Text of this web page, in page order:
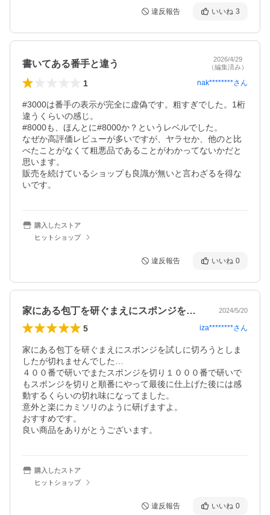
違反報告 いいね 3
書いてある番手と違う
2026/4/29
（編集済み）
1 nak********さん
#3000は番手の表示が完全に虚偽です。粗すぎでした。1桁
違うくらいの感じ。
#8000も、ほんとに#8000か？というレベルでした。
なぜか高評価レビューが多いですが、ヤラセか、他のと比
べたことがなくて粗悪品であることがわかってないかだと
思います。
販売を続けているショップも良識が無いと言わざるを得な
いです。
購入したストア
ヒットショップ
違反報告 いいね 0
家にある包丁を研ぐまえにスポンジを試し… 2024/5/20
5 iza********さん
家にある包丁を研ぐまえにスポンジを試しに切ろうとしま
したが切れませんでした…
４００番で研いでまたスポンジを切り１０００番で研いで
もスポンジを切りと順番にやって最後に仕上げた後には感
動するくらいの切れ味になってました。
意外と楽にカミソリのように研げますよ。
おすすめです。
良い商品をありがとうございます。
購入したストア
ヒットショップ
違反報告 いいね 0